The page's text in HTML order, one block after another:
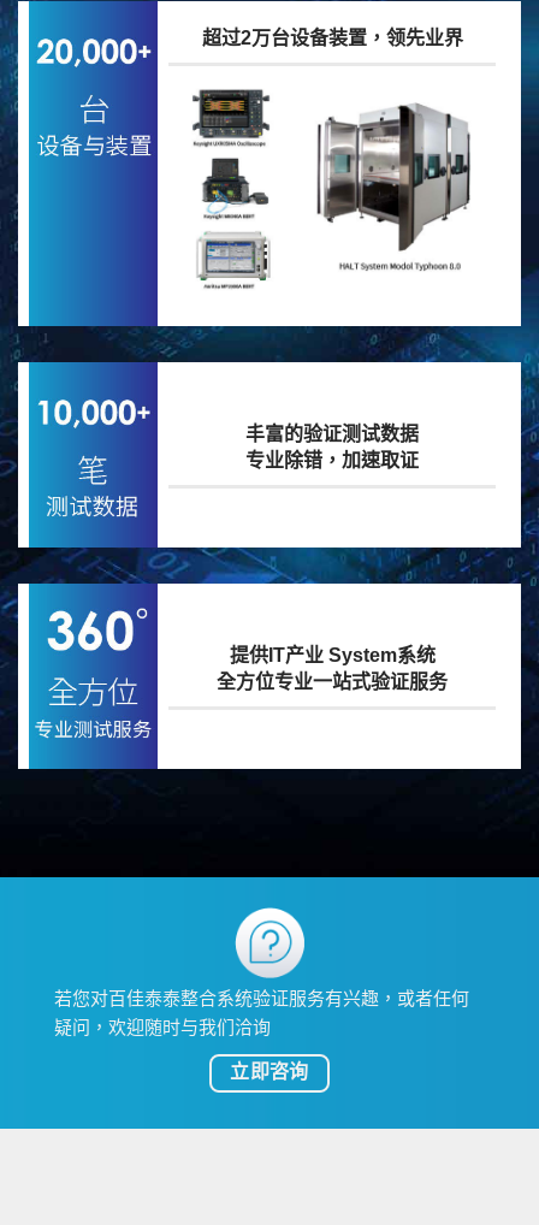
超过2万台设备装置，领先业界
丰富的验证测试数据
专业除错，加速取证
提供IT产业 System系统
全方位专业一站式验证服务
若您对百佳泰泰整合系统验证服务有兴趣，或者任何
疑问，欢迎随时与我们洽询
立即咨询